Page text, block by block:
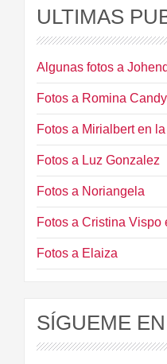
ULTIMAS
Algunas fotos a
Fotos a Romina
Fotos a Mirialbert en
Fotos a Luz Gonzalez
Fotos a Noriangela
Fotos a Cristina Vispo
Fotos a Elaiza
SÍGUEME